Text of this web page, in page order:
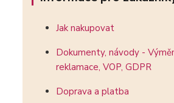
Jak nakupovat
Dokumenty, návody -
reklamace, VOP, GDPR
Doprava a platba